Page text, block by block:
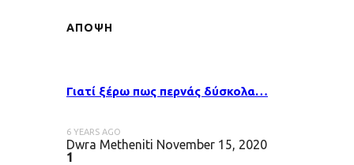
ΑΠΟΨΗ
Γιατί ξέρω πως περνάς δύσκολα…
6 YEARS AGO
Dwra Metheniti November 15, 2020
1